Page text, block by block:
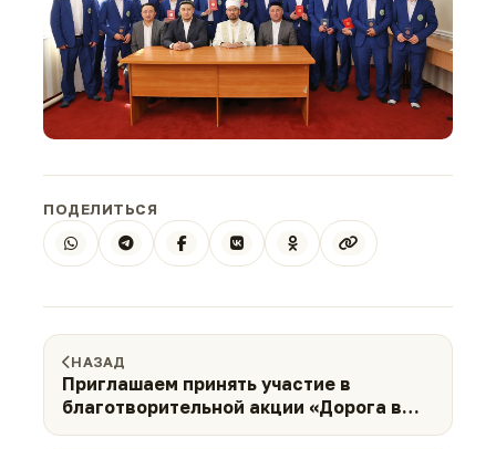
ПОДЕЛИТЬСЯ
НАЗАД
Приглашаем принять участие в
благотворительной акции «Дорога в
школу»!